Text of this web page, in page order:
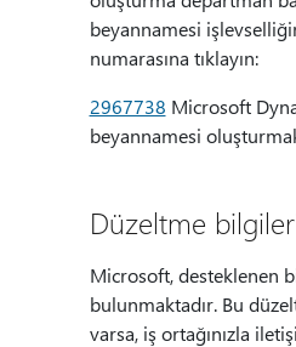
beyannamesi
numarasına tıklayın:
2967738 Microsoft
beyannamesi
Düzeltme
Microsoft, desteklenen
bulunmaktadır. Bu
varsa, iş ortağınızla